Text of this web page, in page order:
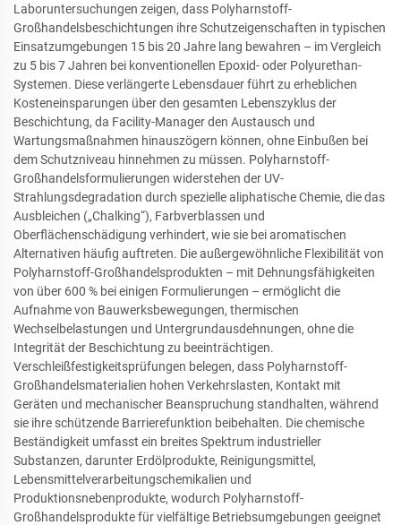
Laboruntersuchungen zeigen, dass Polyharnstoff-
Großhandelsbeschichtungen ihre Schutzeigenschaften in typischen
Einsatzumgebungen 15 bis 20 Jahre lang bewahren – im Vergleich
zu 5 bis 7 Jahren bei konventionellen Epoxid- oder Polyurethan-
Systemen. Diese verlängerte Lebensdauer führt zu erheblichen
Kosteneinsparungen über den gesamten Lebenszyklus der
Beschichtung, da Facility-Manager den Austausch und
Wartungsmaßnahmen hinauszögern können, ohne Einbußen bei
dem Schutzniveau hinnehmen zu müssen. Polyharnstoff-
Großhandelsformulierungen widerstehen der UV-
Strahlungsdegradation durch spezielle aliphatische Chemie, die das
Ausbleichen („Chalking“), Farbverblassen und
Oberflächenschädigung verhindert, wie sie bei aromatischen
Alternativen häufig auftreten. Die außergewöhnliche Flexibilität von
Polyharnstoff-Großhandelsprodukten – mit Dehnungsfähigkeiten
von über 600 % bei einigen Formulierungen – ermöglicht die
Aufnahme von Bauwerksbewegungen, thermischen
Wechselbelastungen und Untergrundausdehnungen, ohne die
Integrität der Beschichtung zu beeinträchtigen.
Verschleißfestigkeitsprüfungen belegen, dass Polyharnstoff-
Großhandelsmaterialien hohen Verkehrslasten, Kontakt mit
Geräten und mechanischer Beanspruchung standhalten, während
sie ihre schützende Barrierefunktion beibehalten. Die chemische
Beständigkeit umfasst ein breites Spektrum industrieller
Substanzen, darunter Erdölprodukte, Reinigungsmittel,
Lebensmittelverarbeitungschemikalien und
Produktionsnebenprodukte, wodurch Polyharnstoff-
Großhandelsprodukte für vielfältige Betriebsumgebungen geeignet